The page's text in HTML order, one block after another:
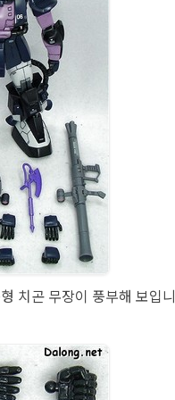
치곤 무장이 풍부해 보입